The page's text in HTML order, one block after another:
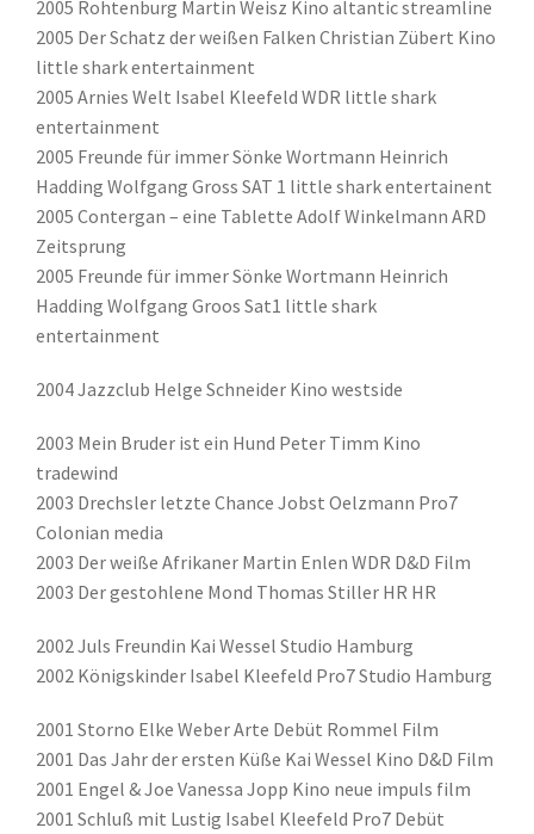
2005 Rohtenburg Martin Weisz Kino altantic streamline
2005 Der Schatz der weißen Falken Christian Zübert Kino
little shark entertainment
2005 Arnies Welt Isabel Kleefeld WDR little shark
entertainment
2005 Freunde für immer Sönke Wortmann Heinrich
Hadding Wolfgang Gross SAT 1 little shark entertainent
2005 Contergan – eine Tablette Adolf Winkelmann ARD
Zeitsprung
2005 Freunde für immer Sönke Wortmann Heinrich
Hadding Wolfgang Groos Sat1 little shark
entertainment
2004 Jazzclub Helge Schneider Kino westside
2003 Mein Bruder ist ein Hund Peter Timm Kino
tradewind
2003 Drechsler letzte Chance Jobst Oelzmann Pro7
Colonian media
2003 Der weiße Afrikaner Martin Enlen WDR D&D Film
2003 Der gestohlene Mond Thomas Stiller HR HR
2002 Juls Freundin Kai Wessel Studio Hamburg
2002 Königskinder Isabel Kleefeld Pro7 Studio Hamburg
2001 Storno Elke Weber Arte Debüt Rommel Film
2001 Das Jahr der ersten Küße Kai Wessel Kino D&D Film
2001 Engel & Joe Vanessa Jopp Kino neue impuls film
2001 Schluß mit Lustig Isabel Kleefeld Pro7 Debüt